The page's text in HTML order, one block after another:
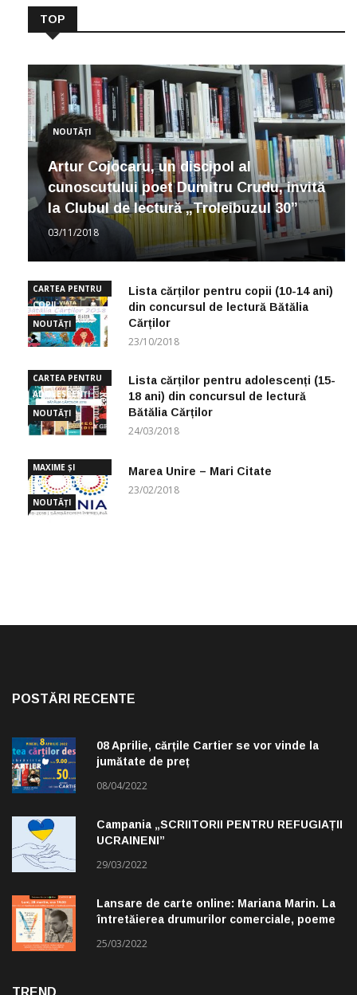
TOP
NOUTĂȚI
Artur Cojocaru, un discipol al
cunoscutului poet Dumitru Crudu, invită
la Clubul de lectură „Troleibuzul 30”
03/11/2018
CARTEA PENTRU
COPII
NOUTĂȚI
Lista cărților pentru copii (10-14 ani)
din concursul de lectură Bătălia
Cărților
23/10/2018
CARTEA PENTRU
ADOLESCENȚI
NOUTĂȚI
Lista cărților pentru adolescenți (15-
18 ani) din concursul de lectură
Bătălia Cărților
24/03/2018
MAXIME ȘI
CUGETĂRI
NOUTĂȚI
Marea Unire – Mari Citate
23/02/2018
POSTĂRI RECENTE
08 Aprilie, cărțile Cartier se vor vinde la
jumătate de preț
08/04/2022
Campania „SCRIITORII PENTRU REFUGIAȚII
UCRAINENI”
29/03/2022
Lansare de carte online: Mariana Marin. La
întretăierea drumurilor comerciale, poeme
25/03/2022
TREND